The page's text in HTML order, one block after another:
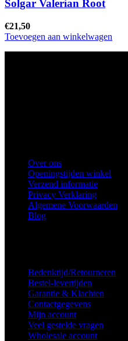
Solgar Valerian Root
€21,50
Toevoegen aan winkelwagen
Over ons
Openingstijden winkel
Verzend informatie
Privacy Verklaring
Algemene Voorwaarden
Blog
Bedenktijd/Retourneren
Bestel-levertijden
Garantie & Klachten
Contactgegevens
Mijn account
Veel gestelde vragen
Wholesale account